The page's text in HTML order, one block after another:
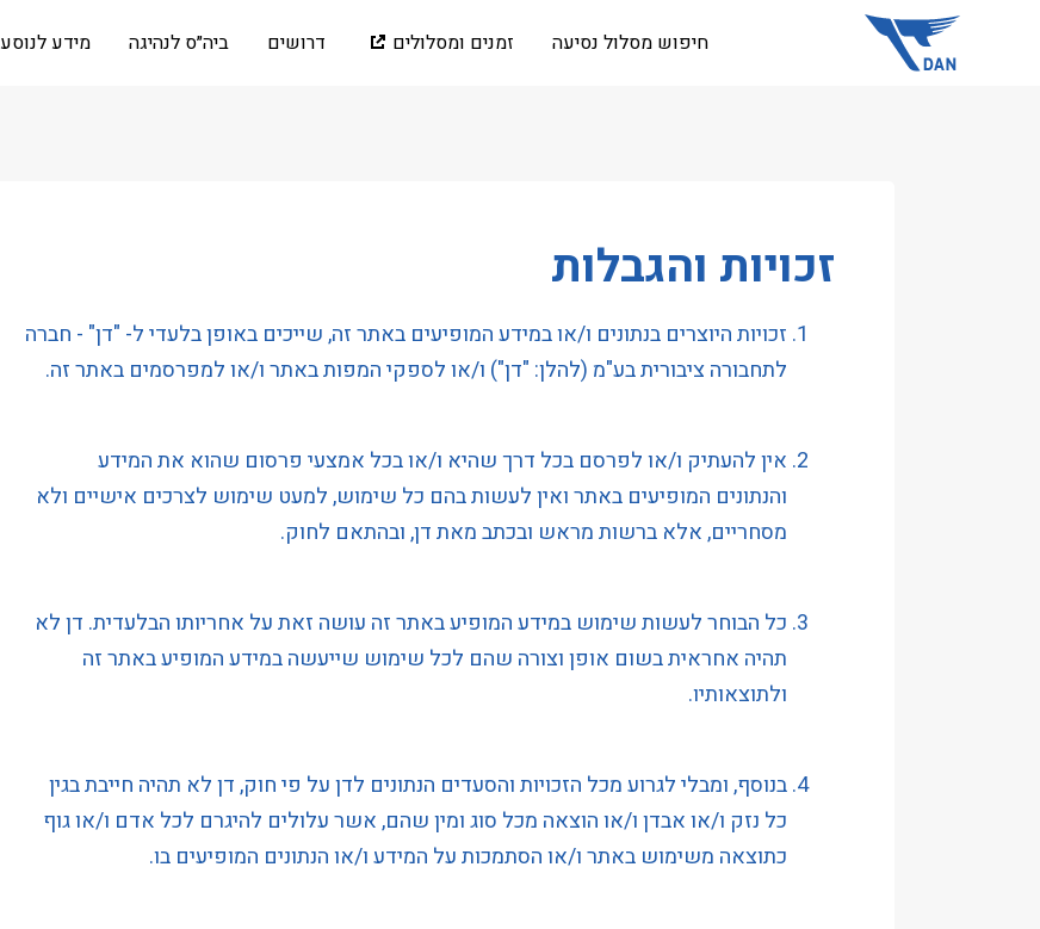
חיפוש מסלול נסיעה זמנים ומסלולים דרושים ביה״ס לנהיגה מידע לנוסע
זכויות והגבלות
זכויות היוצרים בנתונים ו/או במידע המופיעים באתר זה, שייכים באופן בלעדי ל- "דן" - חברה
לתחבורה ציבורית בע"מ (להלן: "דן") ו/או לספקי המפות באתר ו/או למפרסמים באתר זה.
אין להעתיק ו/או לפרסם בכל דרך שהיא ו/או בכל אמצעי פרסום שהוא את המידע
והנתונים המופיעים באתר ואין לעשות בהם כל שימוש, למעט שימוש לצרכים אישיים ולא
מסחריים, אלא ברשות מראש ובכתב מאת דן, ובהתאם לחוק.
כל הבוחר לעשות שימוש במידע המופיע באתר זה עושה זאת על אחריותו הבלעדית. דן לא
תהיה אחראית בשום אופן וצורה שהם לכל שימוש שייעשה במידע המופיע באתר זה
ולתוצאותיו.
בנוסף, ומבלי לגרוע מכל הזכויות והסעדים הנתונים לדן על פי חוק, דן לא תהיה חייבת בגין
כל נזק ו/או אבדן ו/או הוצאה מכל סוג ומין שהם, אשר עלולים להיגרם לכל אדם ו/או גוף
כתוצאה משימוש באתר ו/או הסתמכות על המידע ו/או הנתונים המופיעים בו.